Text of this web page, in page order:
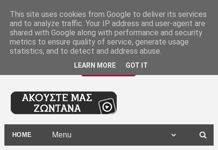
HOME
This site uses cookies from Google to deliver its services
and to analyze traffic. Your IP address and user-agent are
shared with Google along with performance and security
metrics to ensure quality of service, generate usage
statistics, and to detect and address abuse.
LEARN MORE GOT IT